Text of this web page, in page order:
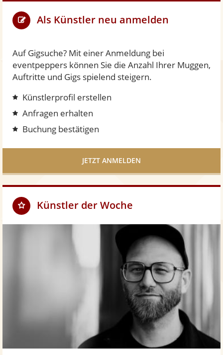
Als Künstler neu anmelden
Auf Gigsuche? Mit einer Anmeldung bei
eventpeppers können Sie die Anzahl Ihrer Muggen,
Auftritte und Gigs spielend steigern.
Künstlerprofil erstellen
Anfragen erhalten
Buchung bestätigen
JETZT ANMELDEN
Künstler der Woche